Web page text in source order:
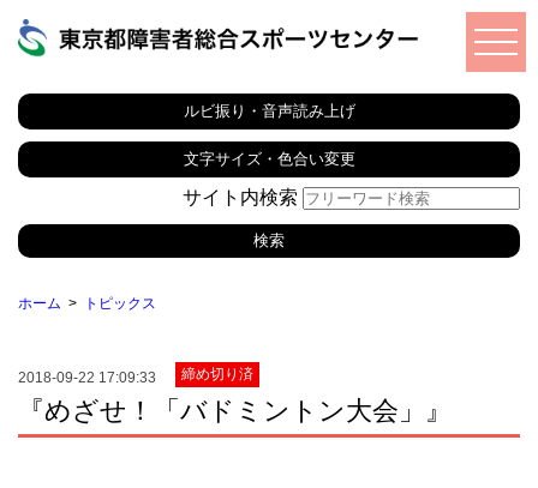
ルビ振り・音声読み上げ
文字サイズ・色合い変更
サイト内検索
ホーム トピックス
2018-09-22 17:09:33 締め切り済
『めざせ！「バドミントン大会」』